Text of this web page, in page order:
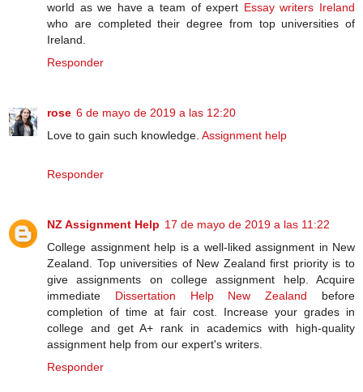
world as we have a team of expert Essay writers Ireland
who are completed their degree from top universities of
Ireland.
Responder
rose 6 de mayo de 2019 a las 12:20
Love to gain such knowledge. Assignment help
Responder
NZ Assignment Help 17 de mayo de 2019 a las 11:22
College assignment help is a well-liked assignment in New
Zealand. Top universities of New Zealand first priority is to
give assignments on college assignment help. Acquire
immediate Dissertation Help New Zealand before
completion of time at fair cost. Increase your grades in
college and get A+ rank in academics with high-quality
assignment help from our expert's writers.
Responder